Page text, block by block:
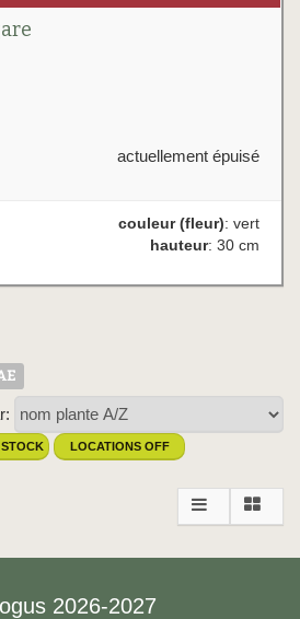
actuellement épuisé
couleur (fleur): vert
hauteur: 30 cm
LOCATIONS OFF
2026-2027